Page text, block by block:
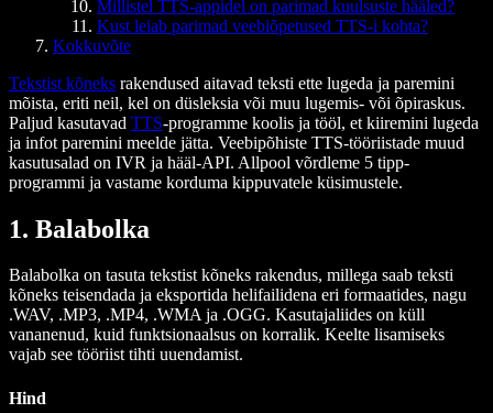
Millistel TTS-appidel on parimad kuulsuste hääled?
Kust leiab parimad veebiõpetused TTS-i kohta?
Kokkuvõte
Tekstist kõneks rakendused aitavad teksti ette lugeda ja paremini
mõista, eriti neil, kel on düsleksia või muu lugemis- või õpiraskus.
Paljud kasutavad TTS-programme koolis ja tööl, et kiiremini lugeda
ja infot paremini meelde jätta. Veebipõhiste TTS-tööriistade muud
kasutusalad on IVR ja hääl-API. Allpool võrdleme 5 tipp-
programmi ja vastame korduma kippuvatele küsimustele.
1. Balabolka
Balabolka on tasuta tekstist kõneks rakendus, millega saab teksti
kõneks teisendada ja eksportida helifailidena eri formaatides, nagu
.WAV, .MP3, .MP4, .WMA ja .OGG. Kasutajaliides on küll
vananenud, kuid funktsionaalsus on korralik. Keelte lisamiseks
vajab see tööriist tihti uuendamist.
Hind